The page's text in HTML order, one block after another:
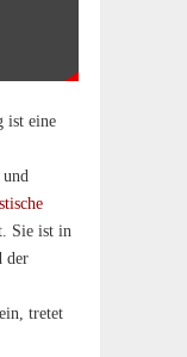
ist eine
Sie ist in
der
tretet